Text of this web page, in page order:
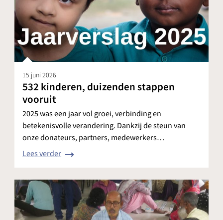
15 juni 2026
532 kinderen, duizenden stappen
vooruit
2025 was een jaar vol groei, verbinding en
betekenisvolle verandering. Dankzij de steun van
onze donateurs, partners, medewerkers…
Lees verder